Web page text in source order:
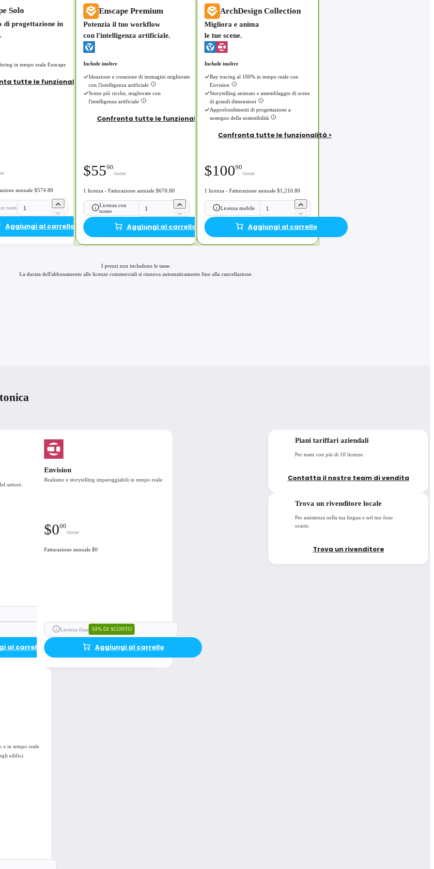
Solo
di progettazione in
in tempo reale Enscape
tutte le funzionalità >
annuale $574.80
nome
Aggiungi al carrello
Enscape Premium
Potenzia il tuo workflow
con l'intelligenza artificiale.
Include inoltre
Ideazione e creazione di immagini migliorate
con l'intelligenza artificiale
Scene più ricche, migliorate con
l'intelligenza artificiale
Confronta tutte le funzionalità >
$5590
/mese
1 licenza - Fatturazione annuale $670.80
Licenza con
nome
Aggiungi al carrello
ArchDesign Collection
Migliora e anima
le tue scene.
Include inoltre
Ray tracing al 100% in tempo reale con
Envision
Storytelling animato e assemblaggio di scene
di grandi dimensioni
Approfondimenti di progettazione a
sostegno della sostenibilità
Confronta tutte le funzionalità >
$10090
/mese
1 licenza - Fatturazione annuale $1,210.80
Licenza mobile
Aggiungi al carrello
I prezzi non includono le tasse.
La durata dell'abbonamento alle licenze commerciali si rinnova automaticamente fino alla cancellazione.
al carrello Aggiungi al carrello
settore.
al carrello
Envision
Realismo e storytelling impareggiabili in tempo reale.
$000
/mese
Fatturazione annuale $0
Licenza fissa 50% DI SCONTO
Aggiungi al carrello
e in tempo reale
edifici.
Piani tariffari aziendali
Per team con più di 10 licenze.
Contatta il nostro team di vendita
Trova un rivenditore locale
Per assistenza nella tua lingua e nel tuo fuso
orario.
Trova un rivenditore